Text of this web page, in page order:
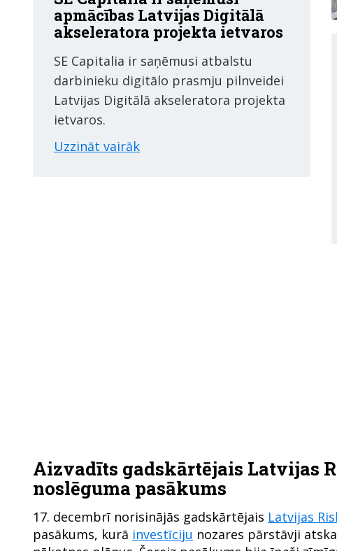
apmācības Latvijas Digitālā
akseleratora projekta ietvaros
SE Capitalia ir saņēmusi atbalstu
darbinieku digitālo prasmju pilnveidei
Latvijas Digitālā akseleratora projekta
ietvaros.
Uzzināt vairāk
Aizvadīts gadskārtējais Latvijas
noslēguma pasākums
17. decembrī norisinājās gadskārtējais Latvijas
pasākums, kurā investīciju nozares pārstāvji